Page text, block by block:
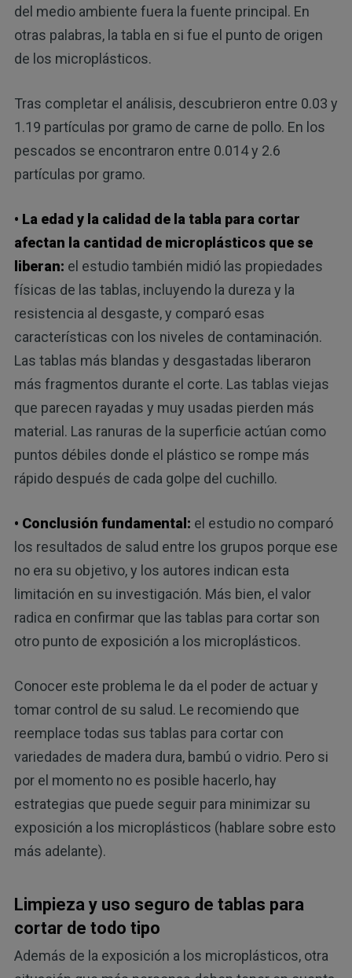
del medio ambiente fuera la fuente principal. En
otras palabras, la tabla en si fue el punto de origen
de los microplásticos.
Tras completar el análisis, descubrieron entre 0.03 y
1.19 partículas por gramo de carne de pollo. En los
pescados se encontraron entre 0.014 y 2.6
partículas por gramo.
• La edad y la calidad de la tabla para cortar
afectan la cantidad de microplásticos que se
liberan: el estudio también midió las propiedades
físicas de las tablas, incluyendo la dureza y la
resistencia al desgaste, y comparó esas
características con los niveles de contaminación.
Las tablas más blandas y desgastadas liberaron
más fragmentos durante el corte. Las tablas viejas
que parecen rayadas y muy usadas pierden más
material. Las ranuras de la superficie actúan como
puntos débiles donde el plástico se rompe más
rápido después de cada golpe del cuchillo.
• Conclusión fundamental: el estudio no comparó
los resultados de salud entre los grupos porque ese
no era su objetivo, y los autores indican esta
limitación en su investigación. Más bien, el valor
radica en confirmar que las tablas para cortar son
otro punto de exposición a los microplásticos.
Conocer este problema le da el poder de actuar y
tomar control de su salud. Le recomiendo que
reemplace todas sus tablas para cortar con
variedades de madera dura, bambú o vidrio. Pero si
por el momento no es posible hacerlo, hay
estrategias que puede seguir para minimizar su
exposición a los microplásticos (hablare sobre esto
más adelante).
Limpieza y uso seguro de tablas para
cortar de todo tipo
Además de la exposición a los microplásticos, otra